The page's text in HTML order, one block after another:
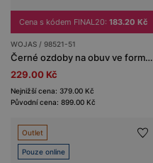
Cena s kódem FINAL20: 183.20 Kč
WOJAS / 98521-51
Černé ozdoby na obuv ve formě úzkých mašliček
229.00 Kč
Nejnižší cena: 379.00 Kč
Původní cena: 899.00 Kč
Outlet
Pouze online